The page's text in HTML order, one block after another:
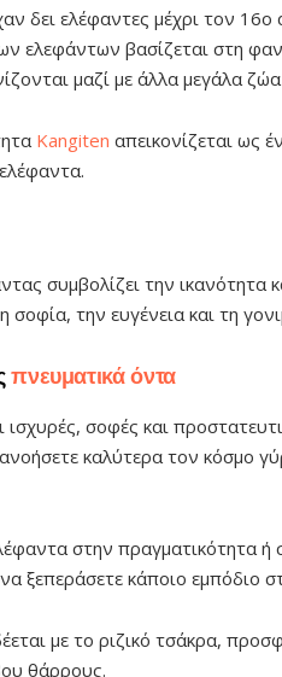
δει ελέφαντες μέχρι τον
ελεφάντων βασίζεται στη
μαζί με άλλα μεγάλα
Kangiten απεικονίζεται ως
συμβολίζει την ικανότητα
σοφία, την ευγένεια και τη
πνευματικά όντα
ισχυρές, σοφές και
καλύτερα τον κόσμο
στην πραγματικότητα
ξεπεράσετε κάποιο εμπόδιο
με το ριζικό τσάκρα,
θάρρους.